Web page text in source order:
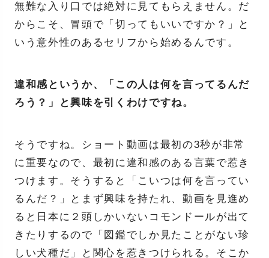
無難な入り口では絶対に見てもらえません。だ
からこそ、冒頭で「切ってもいいですか？」と
いう意外性のあるセリフから始めるんです。
違和感というか、「この人は何を言ってるんだ
ろう？」と興味を引くわけですね。
そうですね。ショート動画は最初の3秒が非常
に重要なので、最初に違和感のある言葉で惹き
つけます。そうすると「こいつは何を言ってい
るんだ？」とまず興味を持たれ、動画を見進め
ると日本に２頭しかいないコモンドールが出て
きたりするので「図鑑でしか見たことがない珍
しい犬種だ」と関心を惹きつけられる。そこか